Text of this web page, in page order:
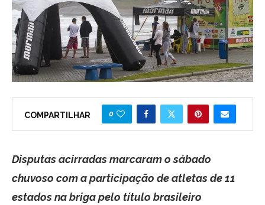
COMPARTILHAR 0
Disputas acirradas marcaram o sábado
chuvoso com a participação de atletas de 11
estados na briga pelo título brasileiro